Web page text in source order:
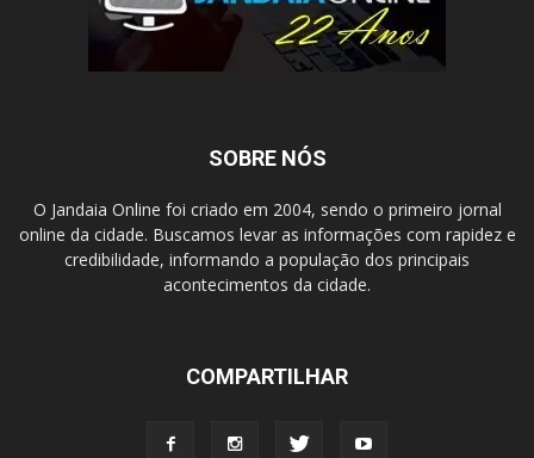
SOBRE NÓS
O Jandaia Online foi criado em 2004, sendo o primeiro jornal
online da cidade. Buscamos levar as informações com rapidez e
credibilidade, informando a população dos principais
acontecimentos da cidade.
COMPARTILHAR